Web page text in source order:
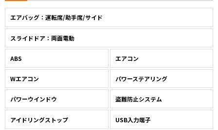
エアバッグ：運転席/助手席/サイド
スライドドア：両面電動
ABS エアコン
Wエアコン パワーステアリング
パワーウインドウ 盗難防止システム
アイドリングストップ USB入力端子